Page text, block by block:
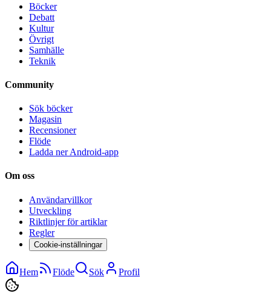
Böcker
Debatt
Kultur
Övrigt
Samhälle
Teknik
Community
Sök böcker
Magasin
Recensioner
Flöde
Ladda ner Android-app
Om oss
Användarvillkor
Utveckling
Riktlinjer för artiklar
Regler
Cookie-inställningar
Hem Flöde Sök Profil